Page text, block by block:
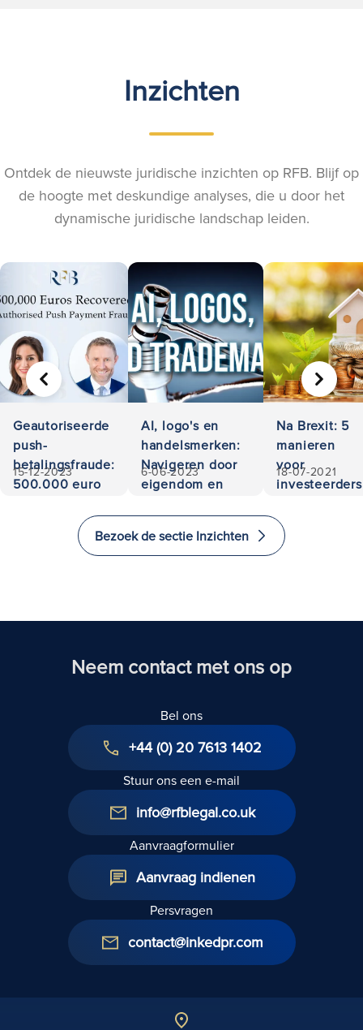
Inzichten
Ontdek de nieuwste juridische inzichten op RFB. Blijf op
de hoogte met deskundige analyses, die u door het
dynamische juridische landschap leiden.
Geautoriseerde
push-
betalingsfraude:
500.000 euro
15-12-2023
AI, logo's en
handelsmerken:
Navigeren door
eigendom en
6-06-2023
Na Brexit: 5
manieren
voor
investeerders
investeren
en emigreren
18-07-2021
VORIGE
Bezoek de sectie Inzichten
Neem contact met ons op
Bel ons
+44 (0) 20 7613 1402
Stuur ons een e-mail
info@rfblegal.co.uk
Aanvraagformulier
Aanvraag indienen
Persvragen
contact@inkedpr.com